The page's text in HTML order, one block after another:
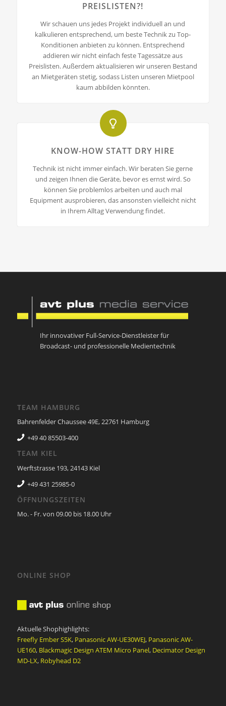
PREISLISTEN?!
Wir schauen uns jedes Projekt individuell an und
kalkulieren entsprechend, um beste Technik zu Top-
Konditionen anbieten zu können. Entsprechend
addieren wir nicht einfach feste Tagessätze aus
Preislisten. Außerdem aktualisieren wir unseren Bestand
an Mietgeräten stetig, sodass Listen unseren Mietpool
kaum abbilden könnten.
KNOW-HOW STATT DRY HIRE
Technik ist nicht immer einfach. Wir beraten Sie gerne
und zeigen Ihnen die Geräte, bevor es ernst wird. So
können Sie problemlos arbeiten und auch mal
Equipment ausprobieren, das ansonsten vielleicht nicht
in Ihrem Alltag Verwendung findet.
Ihr innovativer Full-Service-Dienstleister für
Broadcast- und professionelle Medientechnik
TEAM HAMBURG
Bahrenfelder Chaussee 49E, 22761 Hamburg
+49 40 85503-400
TEAM KIEL
Werftstrasse 193, 24143 Kiel
+49 431 25985-0
ÖFFNUNGSZEITEN
Mo. - Fr. von 09.00 bis 18.00 Uhr
ONLINE SHOP
Aktuelle Shophighlights:
Freefly Ember S5K, Panasonic AW-UE30WEJ, Panasonic AW-
UE160, Blackmagic Design ATEM Micro Panel, Decimator Design
MD-LX, Robyhead D2